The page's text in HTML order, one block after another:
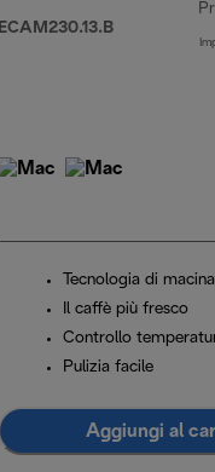
ECAM230.13.B
Tecnologia di
Il caffè più fresco
Controllo
Pulizia facile
Aggiungi al